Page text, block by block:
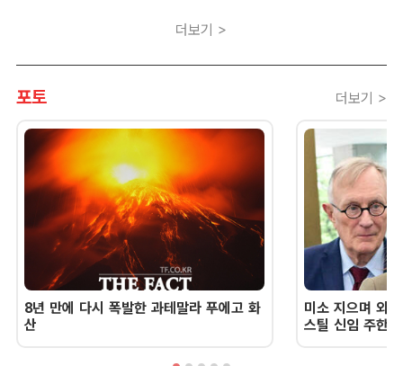
더보기 >
포토 더보기 >
8년 만에 다시 폭발한 과테말라 푸에고 화
산
미소 지으며 외
스틸 신임 주한